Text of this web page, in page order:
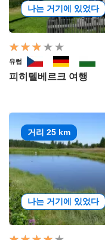
나는 거기에 있었다
유럽
피히텔베르크 여행
거리 25 km
나는 거기에 있었다